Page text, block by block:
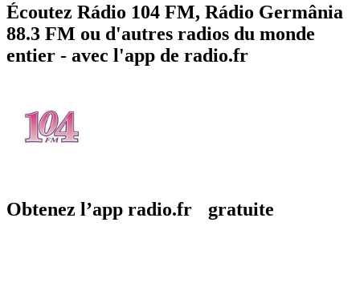
Écoutez Rádio 104 FM, Rádio Germânia
88.3 FM ou d'autres radios du monde
entier - avec l'app de radio.fr
Obtenez l’app radio.fr gratuite